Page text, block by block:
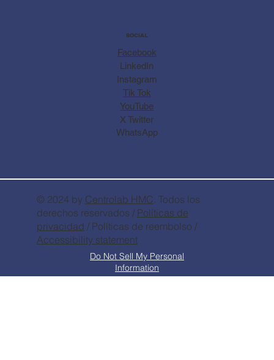
SOCIAL
Facebook
Instagram
LinkedIn
Tik Tok
YouTube
X Twitter
WhatsApp
Do Not Sell My Personal
Information
© 2024 by Centrolab HMC . Todos los
derechos reservados / Políticas de
privacidad / Políticas de reembolso /
Accessibility statement